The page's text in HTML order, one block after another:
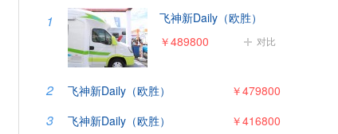
1 飞神新Daily（欧胜）
对比
￥489800
2 飞神新Daily（欧胜） ￥479800
3 飞神新Daily（欧胜） ￥416800